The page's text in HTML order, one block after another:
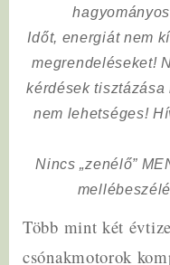
Időt, energiát nem
megrendeléseket!
kérdések tisztázása
nem lehetséges!
Nincs „zenélő”
Több mint két
csónakmotorok